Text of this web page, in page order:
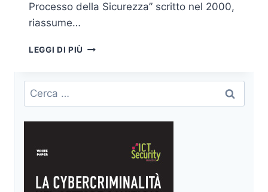
Processo della Sicurezza” scritto nel 2000,
riassume…
LEGGI DI PIÙ NO
NO
PERCHÈ
È
IMPLEMENTARE
IN
Ricerca
per: